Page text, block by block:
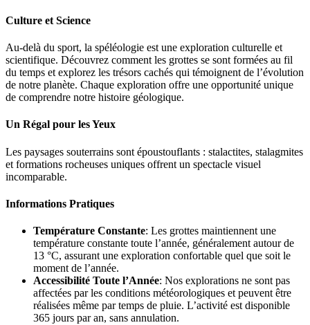
Culture et Science
Au-delà du sport, la spéléologie est une exploration culturelle et
scientifique. Découvrez comment les grottes se sont formées au fil
du temps et explorez les trésors cachés qui témoignent de l’évolution
de notre planète. Chaque exploration offre une opportunité unique
de comprendre notre histoire géologique.
Un Régal pour les Yeux
Les paysages souterrains sont époustouflants : stalactites, stalagmites
et formations rocheuses uniques offrent un spectacle visuel
incomparable.
Informations Pratiques
Température Constante: Les grottes maintiennent une
température constante toute l’année, généralement autour de
13 °C, assurant une exploration confortable quel que soit le
moment de l’année.
Accessibilité Toute l’Année: Nos explorations ne sont pas
affectées par les conditions météorologiques et peuvent être
réalisées même par temps de pluie. L’activité est disponible
365 jours par an, sans annulation.